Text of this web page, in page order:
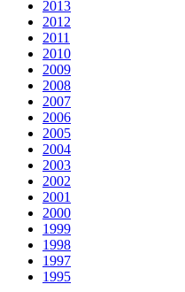
2013
2012
2011
2010
2009
2008
2007
2006
2005
2004
2003
2002
2001
2000
1999
1998
1997
1995